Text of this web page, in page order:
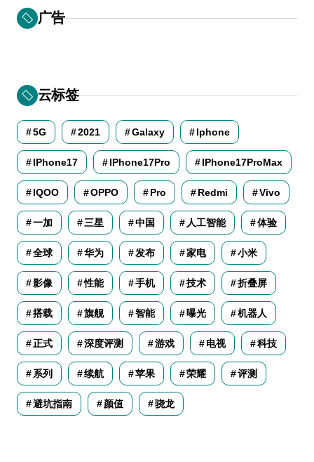
广告
云标签
5G 2021 Galaxy Iphone
IPhone17 IPhone17Pro IPhone17ProMax
IQOO OPPO Pro Redmi Vivo
一加 三星 中国 人工智能 体验
全球 华为 发布 家电 小米
影像 性能 手机 技术 折叠屏
搭载 旗舰 智能 曝光 机器人
正式 深度评测 游戏 电视 科技
系列 续航 苹果 荣耀 评测
避坑指南 颜值 骁龙